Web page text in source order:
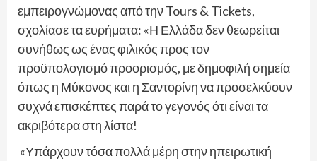
εμπειρογνώμονας από την Tours & Tickets,
σχολίασε τα ευρήματα: «Η Ελλάδα δεν θεωρείται
συνήθως ως ένας φιλικός προς τον
προϋπολογισμό προορισμός, με δημοφιλή σημεία
όπως η Μύκονος και η Σαντορίνη να προσελκύουν
συχνά επισκέπτες παρά το γεγονός ότι είναι τα
ακριβότερα στη λίστα!
«Υπάρχουν τόσα πολλά μέρη στην ηπειρωτική